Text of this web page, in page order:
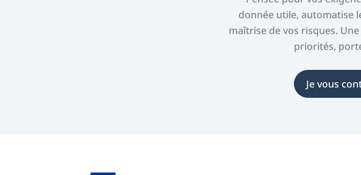
donnée utile, automatise
maîtrise de vos risques.
priorités,
Je vous